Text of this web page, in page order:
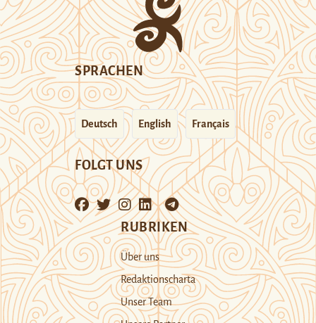
SPRACHEN
Deutsch English Français
FOLGT UNS
RUBRIKEN
Über uns
Redaktionscharta
Unser Team